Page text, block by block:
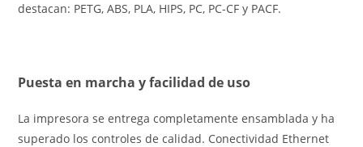
destacan: PETG, ABS, PLA, HIPS, PC, PC-CF y PACF.
Puesta en marcha y facilidad de uso
La impresora se entrega completamente ensamblada y ha
superado los controles de calidad. Conectividad Ethernet